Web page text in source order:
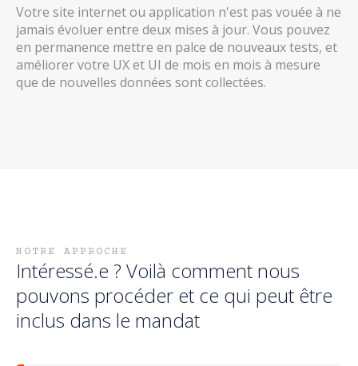
Votre site internet ou application n'est pas vouée à ne
jamais évoluer entre deux mises à jour. Vous pouvez
en permanence mettre en palce de nouveaux tests, et
améliorer votre UX et UI de mois en mois à mesure
que de nouvelles données sont collectées.
NOTRE APPROCHE
Intéressé.e ? Voilà comment nous
pouvons procéder et ce qui peut être
inclus dans le mandat